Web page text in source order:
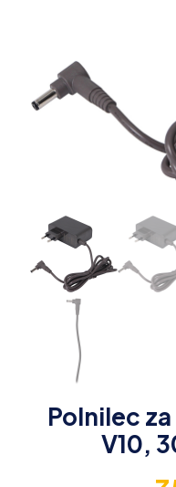
Polnilec
V10,